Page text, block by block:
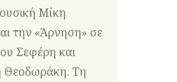
Μίκη
την «Άρνηση» σε
Σεφέρη και
Θεοδωράκη. Τη